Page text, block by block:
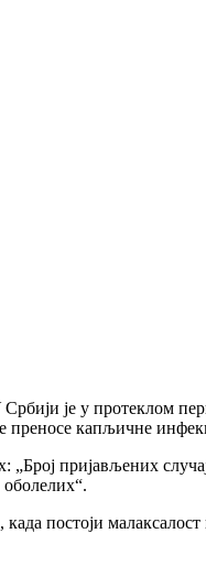
је у протеклом
преносе капљичне
пријављених
оболелих“.
постоји